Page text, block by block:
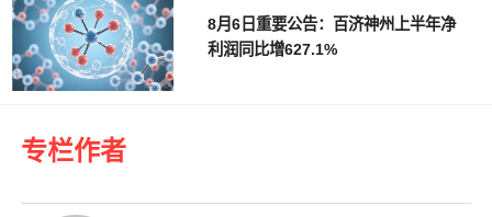
8月6日重要公告：百济神州上半年净
利润同比增627.1%
专栏作者